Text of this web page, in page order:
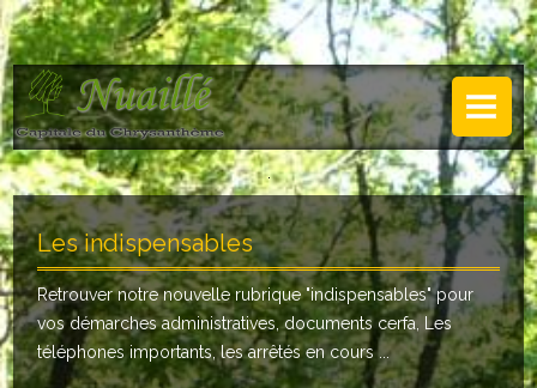
NUAILLÉ
Plan de Nuaillé
Sentiers pédestres
Guide annuel
Histoire
Galerie
.
Les indispensables
Retrouver notre nouvelle rubrique "indispensables" pour
vos démarches administratives, documents cerfa, Les
téléphones importants, les arrêtés en cours ...